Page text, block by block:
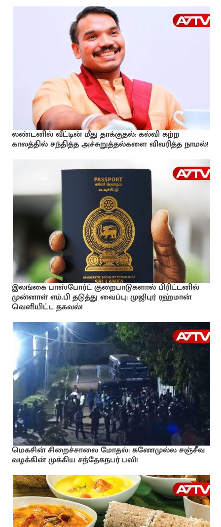
லண்டனில் வீட்டின் மீது தாக்குதல்: கல்வி கற்ற
காலத்தில் சந்தித்த அச்சுறுத்தல்களை விவரித்த நாமல்!
இலங்கை பாஸ்போர்ட் குறைபாடுகளால் பிரிட்டனில்
முன்னாள் எம்.பி தடுத்து வைப்பு: முஜிபுர் ரஹ்மான்
வெளியிட்ட தகவல்!
மெகசின் சிறைச்சாலை மோதல்: கணேமுல்ல சஞ்சீவ
வழக்கின் முக்கிய சந்தேகநபர் பலி!